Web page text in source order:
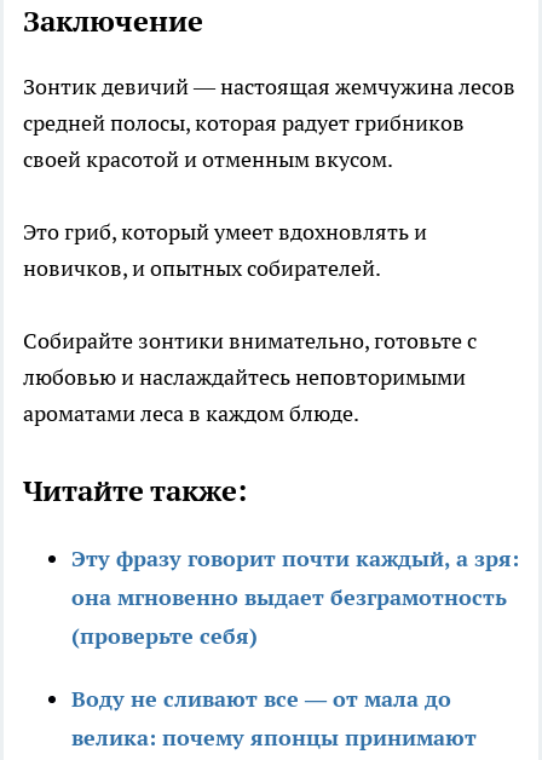
Заключение
Зонтик девичий — настоящая жемчужина лесов
средней полосы, которая радует грибников
своей красотой и отменным вкусом.
Это гриб, который умеет вдохновлять и
новичков, и опытных собирателей.
Собирайте зонтики внимательно, готовьте с
любовью и наслаждайтесь неповторимыми
ароматами леса в каждом блюде.
Читайте также:
Эту фразу говорит почти каждый, а зря:
она мгновенно выдает безграмотность
(проверьте себя)
Воду не сливают все — от мала до
велика: почему японцы принимают